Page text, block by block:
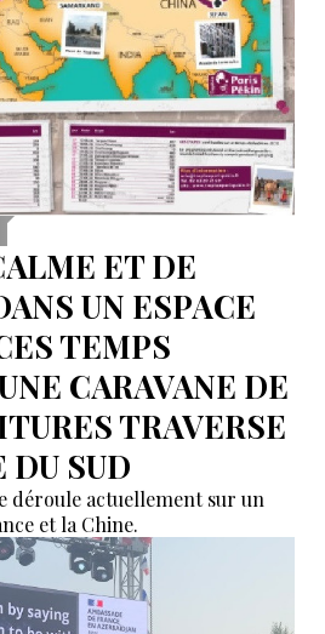
ET DE
UN ESPACE
TEMPS
CARAVANE DE
TRAVERSE
DU SUD
déroule actuellement sur un
et la Chine.